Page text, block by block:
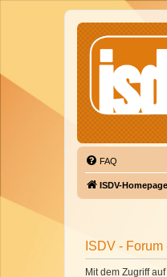
FAQ
ISDV-Homepage
ISDV -
Mit dem Zugriff